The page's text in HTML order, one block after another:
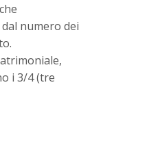
numero dei
i 3/4 (tre